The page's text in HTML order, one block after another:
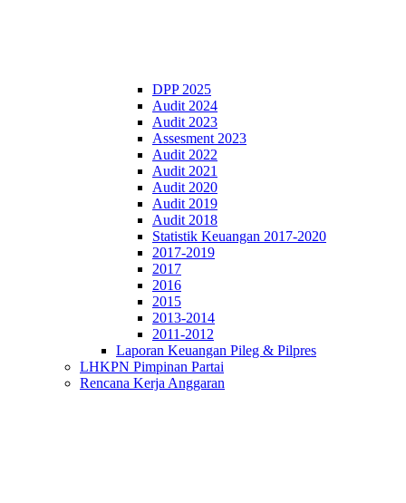
DPP 2025
Audit 2024
Audit 2023
Assesment 2023
Audit 2022
Audit 2021
Audit 2020
Audit 2019
Audit 2018
Statistik Keuangan 2017-2020
2017-2019
2017
2016
2015
2013-2014
2011-2012
Laporan Keuangan Pileg & Pilpres
LHKPN Pimpinan Partai
Rencana Kerja Anggaran